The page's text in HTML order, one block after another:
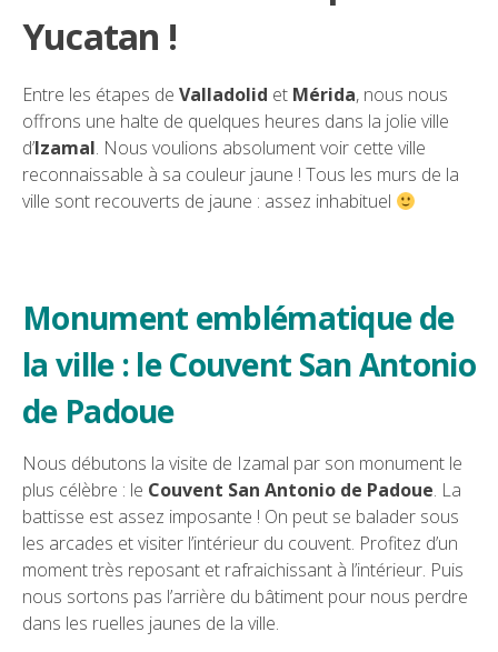
Yucatan !
Entre les étapes de Valladolid et Mérida, nous nous
offrons une halte de quelques heures dans la jolie ville
d’Izamal. Nous voulions absolument voir cette ville
reconnaissable à sa couleur jaune ! Tous les murs de la
ville sont recouverts de jaune : assez inhabituel
Monument emblématique de
la ville : le Couvent San Antonio
de Padoue
Nous débutons la visite de Izamal par son monument le
plus célèbre : le Couvent San Antonio de Padoue. La
battisse est assez imposante ! On peut se balader sous
les arcades et visiter l’intérieur du couvent. Profitez d’un
moment très reposant et rafraichissant à l’intérieur. Puis
nous sortons pas l’arrière du bâtiment pour nous perdre
dans les ruelles jaunes de la ville.